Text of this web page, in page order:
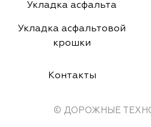
Укладка асфальта
Укладка асфальтовой
крошки
Контакты
© ДОРОЖНЫЕ